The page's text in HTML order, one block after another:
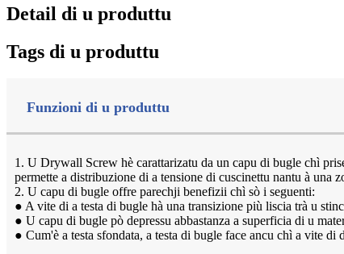
Detail di u produttu
Tags di u produttu
Funzioni di u produttu
1. U Drywall Screw hè carattarizatu da un capu di bugle chì
permette a distribuzione di a tensione di cuscinettu nantu à una
2. U capu di bugle offre parechji benefizii chì sò i seguenti:
● A vite di a testa di bugle hà una transizione più liscia trà u
● U capu di bugle pò depressu abbastanza a superficia di u
● Cum'è a testa sfondata, a testa di bugle face ancu chì a vite